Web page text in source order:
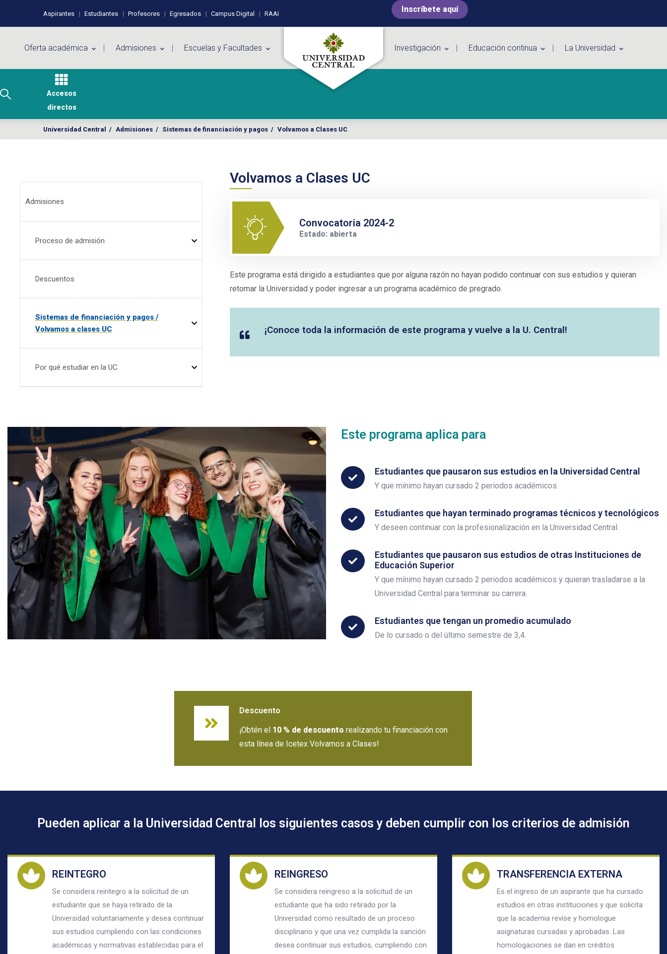
Perfiles de usuario
Aspirantes Estudiantes Profesores Egresados Campus Digital RAAI Inscríbete aquí
Oferta académica Admisiones Escuelas y Facultades Investigación Educación continua La Universidad
Accesos
directos
Universidad Central / Admisiones / Sistemas de financiación y pagos / Volvamos a Clases UC
Admisiones
Proceso de admisión
Descuentos
Sistemas de financiación y pagos /
Volvamos a clases UC
Por qué estudiar en la UC
Volvamos a Clases UC
Convocatoria 2024-2
Estado: abierta
Este programa está dirigido a estudiantes que por alguna razón no hayan podido continuar con sus estudios y quieran
retomar la Universidad y poder ingresar a un programa académico de pregrado.
¡Conoce toda la información de este programa y vuelve a la U. Central!
Este programa aplica para
Estudiantes que pausaron sus estudios en la Universidad Central
Y que mínimo hayan cursado 2 periodos académicos.
Estudiantes que hayan terminado programas técnicos y tecnológicos
Y deseen continuar con la profesionalización en la Universidad Central.
Estudiantes que pausaron sus estudios de otras Instituciones de
Educación Superior
Y que mínimo hayan cursado 2 periodos académicos y quieran trasladarse a la
Universidad Central para terminar su carrera.
Estudiantes que tengan un promedio acumulado
De lo cursado o del último semestre de 3,4.
Descuento
¡Obtén el 10 % de descuento realizando tu financiación con
esta línea de Icetex Volvamos a Clases!
Pueden aplicar a la Universidad Central los siguientes casos y deben cumplir con los criterios de admisión
REINTEGRO
Se considera reintegro a la solicitud de un
estudiante que se haya retirado de la
Universidad voluntariamente y desea continuar
sus estudios cumpliendo con las condiciones
académicas y normativas establecidas para el
REINGRESO
Se considera reingreso a la solicitud de un
estudiante que ha sido retirado por la
Universidad como resultado de un proceso
disciplinario y que una vez cumplida la sanción
desea continuar sus estudios, cumpliendo con
TRANSFERENCIA EXTERNA
Es el ingreso de un aspirante que ha cursado
estudios en otras instituciones y que solicita
que la academia revise y homologue
asignaturas cursadas y aprobadas. Las
homologaciones se dan en créditos